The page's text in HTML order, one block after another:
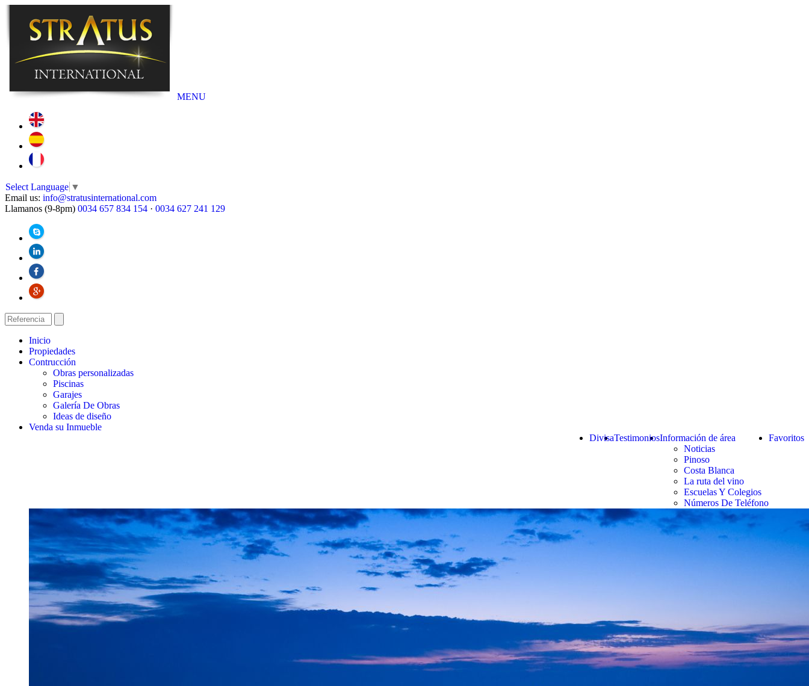
MENU
Select Language ▼
Email us: info@stratusinternational.com
Llamanos (9-8pm) 0034 657 834 154 · 0034 627 241 129
Inicio
Propiedades
Contrucción
Obras personalizadas
Piscinas
Garajes
Galería De Obras
Ideas de diseño
Venda su Inmueble
Favoritos
Información de área
Noticias
Pinoso
Costa Blanca
La ruta del vino
Escuelas Y Colegios
Números De Teléfono
Testimonios
Divisa